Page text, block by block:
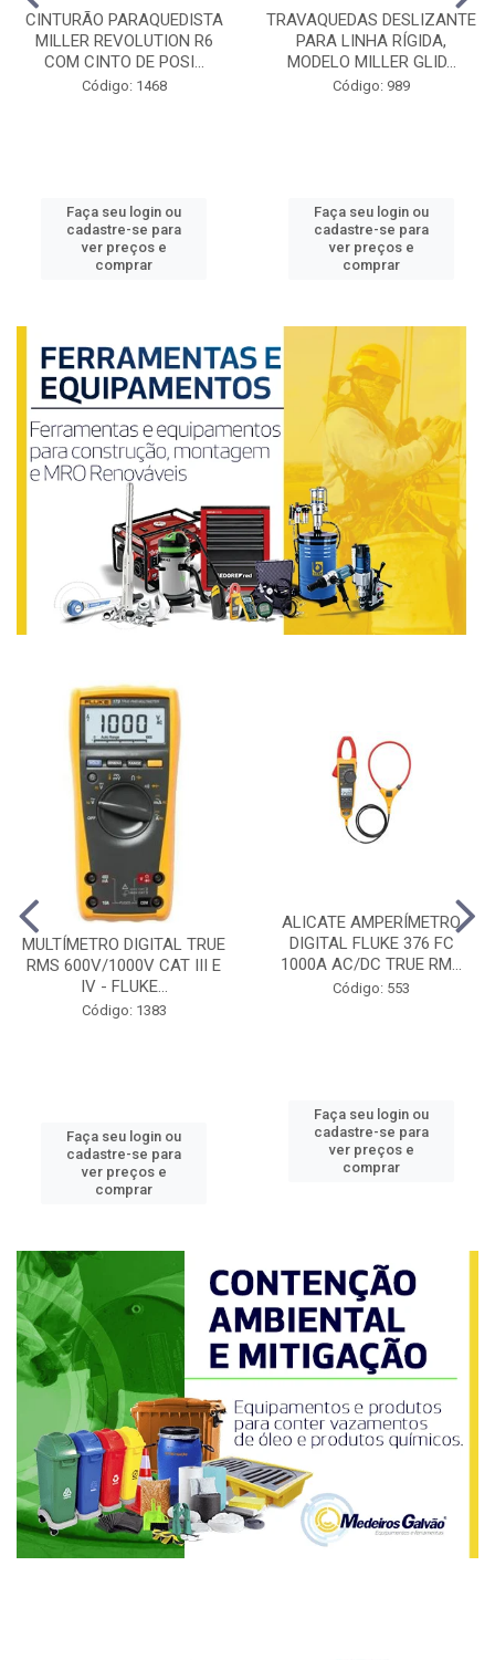
CINTURÃO PARAQUEDISTA
MILLER REVOLUTION R6
COM CINTO DE POSI...
Código: 1468
Faça seu login ou
cadastre-se para
ver preços e
comprar
TRAVAQUEDAS DESLIZANTE
PARA LINHA RÍGIDA,
MODELO MILLER GLID...
Código: 989
Faça seu login ou
cadastre-se para
ver preços e
comprar
MULTÍMETRO DIGITAL TRUE
RMS 600V/1000V CAT III E
IV - FLUKE...
Código: 1383
Faça seu login ou
cadastre-se para
ver preços e
comprar
ALICATE AMPERÍMETRO
DIGITAL FLUKE 376 FC
1000A AC/DC TRUE RM...
Código: 553
Faça seu login ou
cadastre-se para
ver preços e
comprar